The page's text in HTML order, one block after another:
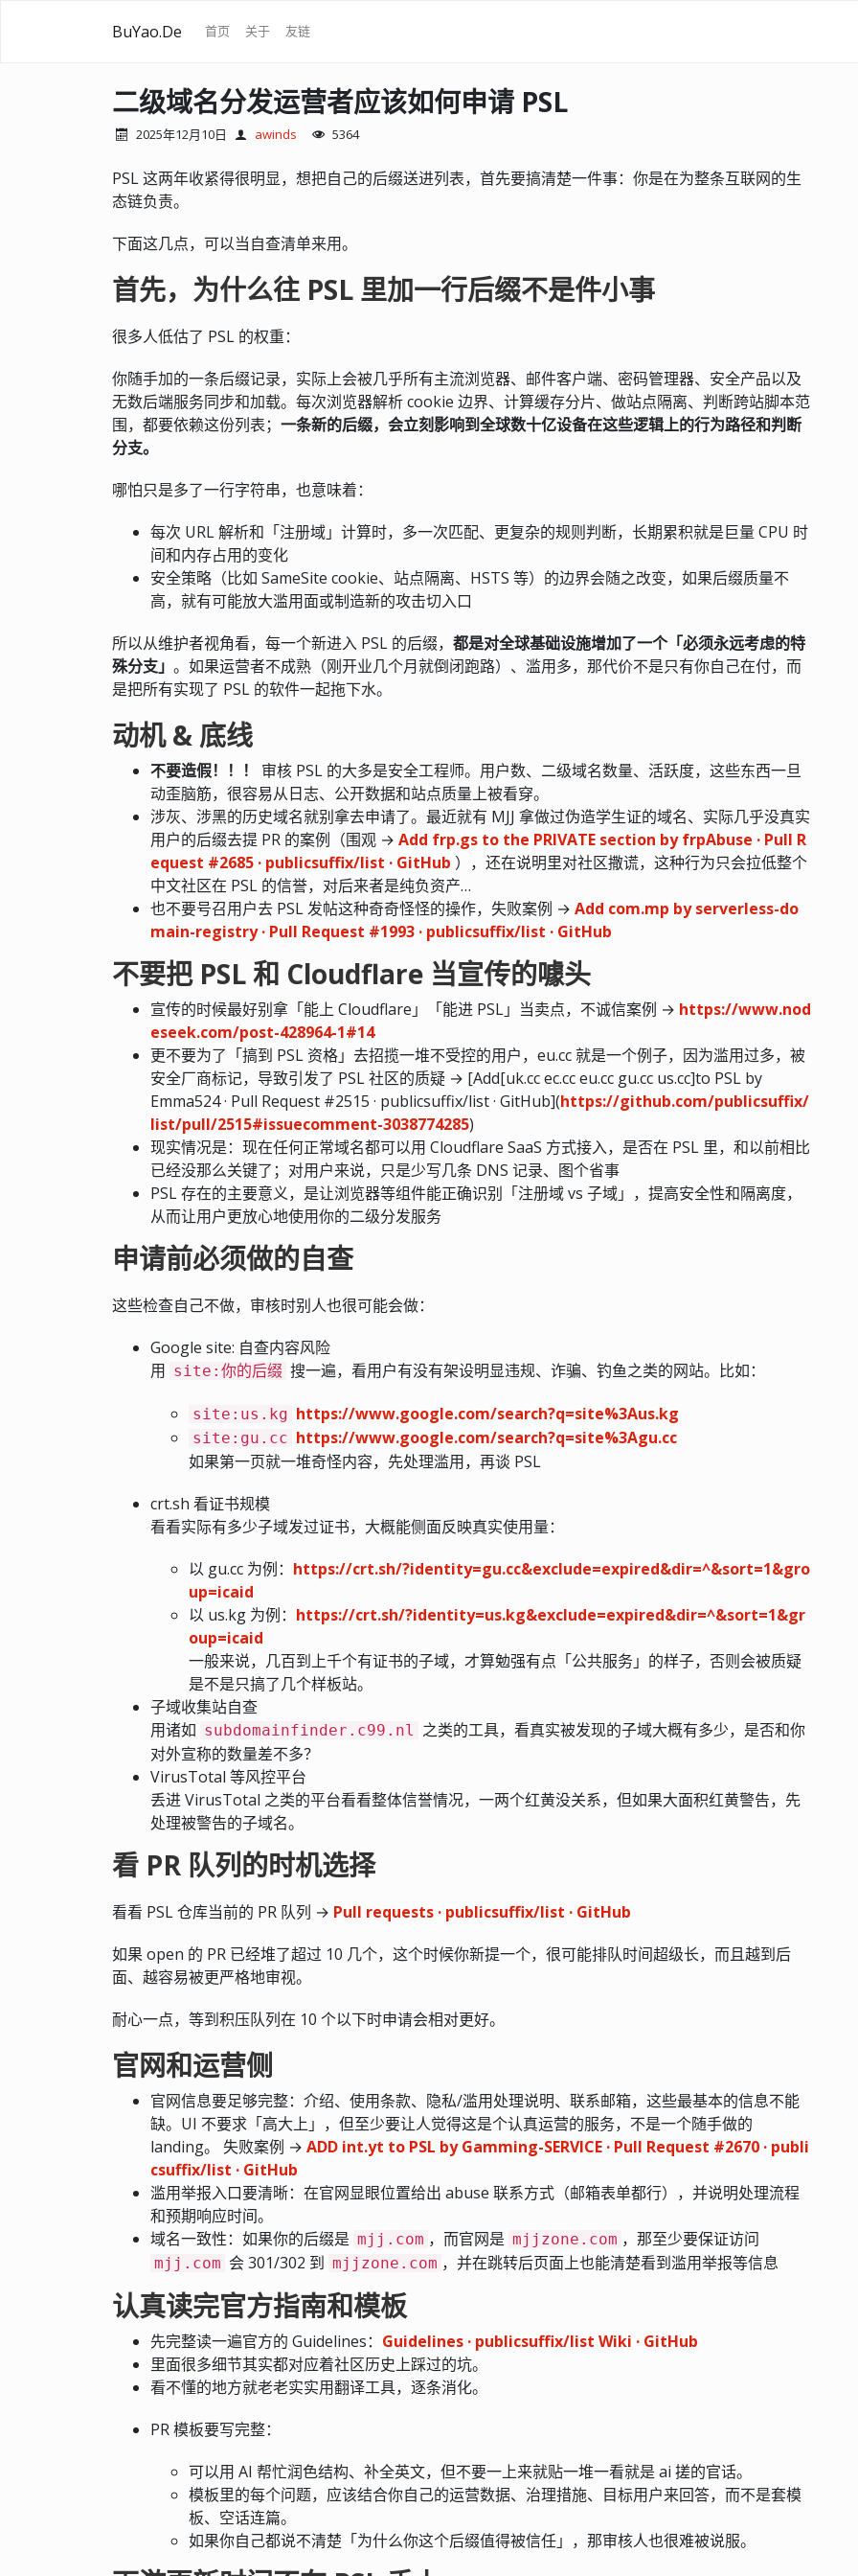
BuYao.De 首页 关于 友链
二级域名分发运营者应该如何申请 PSL
2025年12月10日 awinds 5364
PSL 这两年收紧得很明显，想把自己的后缀送进列表，首先要搞清楚一件事：你是在为整条互联网的生
态链负责。
下面这几点，可以当自查清单来用。
首先，为什么往 PSL 里加一行后缀不是件小事
很多人低估了 PSL 的权重：
你随手加的一条后缀记录，实际上会被几乎所有主流浏览器、邮件客户端、密码管理器、安全产品以及
无数后端服务同步和加载。每次浏览器解析 cookie 边界、计算缓存分片、做站点隔离、判断跨站脚本范
围，都要依赖这份列表； 一条新的后缀，会立刻影响到全球数十亿设备在这些逻辑上的行为路径和判断
分支。
哪怕只是多了一行字符串，也意味着：
每次 URL 解析和「注册域」计算时，多一次匹配、更复杂的规则判断，长期累积就是巨量 CPU 时
间和内存占用的变化
安全策略（比如 SameSite cookie、站点隔离、HSTS 等）的边界会随之改变，如果后缀质量不
高，就有可能放大滥用面或制造新的攻击切入口
所以从维护者视角看，每一个新进入 PSL 的后缀， 都是对全球基础设施增加了一个「必须永远考虑的特
殊分支」 。如果运营者不成熟（刚开业几个月就倒闭跑路）、滥用多，那代价不是只有你自己在付，而
是把所有实现了 PSL 的软件一起拖下水。
动机 & 底线
不要造假！！！
审核 PSL 的大多是安全工程师。用户数、二级域名数量、活跃度，这些东西一旦
动歪脑筋，很容易从日志、公开数据和站点质量上被看穿。
涉灰、涉黑的历史域名就别拿去申请了。最近就有 MJJ 拿做过伪造学生证的域名、实际几乎没真实
用户的后缀去提 PR 的案例（围观 → Add frp.gs to the PRIVATE section by frpAbuse · Pull R
equest #2685 · publicsuffix/list · GitHub ），还在说明里对社区撒谎，这种行为只会拉低整个
中文社区在 PSL 的信誉，对后来者是纯负资产…
也不要号召用户去 PSL 发帖这种奇奇怪怪的操作，失败案例 → Add com.mp by serverless-do
main-registry · Pull Request #1993 · publicsuffix/list · GitHub
不要把 PSL 和 Cloudflare 当宣传的噱头
宣传的时候最好别拿「能上 Cloudflare」「能进 PSL」当卖点，不诚信案例 → https://www.nod
eseek.com/post-428964-1#14
更不要为了「搞到 PSL 资格」去招揽一堆不受控的用户，eu.cc 就是一个例子，因为滥用过多，被
安全厂商标记，导致引发了 PSL 社区的质疑 → [Add[uk.cc ec.cc eu.cc gu.cc us.cc]to PSL by
Emma524 · Pull Request #2515 · publicsuffix/list · GitHub](https://github.com/publicsuffix/
list/pull/2515#issuecomment-3038774285)
现实情况是：现在任何正常域名都可以用 Cloudflare SaaS 方式接入，是否在 PSL 里，和以前相比
已经没那么关键了；对用户来说，只是少写几条 DNS 记录、图个省事
PSL 存在的主要意义，是让浏览器等组件能正确识别「注册域 vs 子域」，提高安全性和隔离度，
从而让用户更放心地使用你的二级分发服务
申请前必须做的自查
这些检查自己不做，审核时别人也很可能会做：
Google site: 自查内容风险
用 site:你的后缀 搜一遍，看用户有没有架设明显违规、诈骗、钓鱼之类的网站。比如：
site:us.kg https://www.google.com/search?q=site%3Aus.kg
site:gu.cc https://www.google.com/search?q=site%3Agu.cc
如果第一页就一堆奇怪内容，先处理滥用，再谈 PSL
crt.sh 看证书规模
看看实际有多少子域发过证书，大概能侧面反映真实使用量：
以 gu.cc 为例： https://crt.sh/?identity=gu.cc&exclude=expired&dir=^&sort=1&gro
up=icaid
以 us.kg 为例： https://crt.sh/?identity=us.kg&exclude=expired&dir=^&sort=1&gr
oup=icaid
一般来说，几百到上千个有证书的子域，才算勉强有点「公共服务」的样子，否则会被质疑
是不是只搞了几个样板站。
子域收集站自查
用诸如 subdomainfinder.c99.nl 之类的工具，看真实被发现的子域大概有多少，是否和你
对外宣称的数量差不多？
VirusTotal 等风控平台
丢进 VirusTotal 之类的平台看看整体信誉情况，一两个红黄没关系，但如果大面积红黄警告，先
处理被警告的子域名。
看 PR 队列的时机选择
看看 PSL 仓库当前的 PR 队列 → Pull requests · publicsuffix/list · GitHub
如果 open 的 PR 已经堆了超过 10 几个，这个时候你新提一个，很可能排队时间超级长，而且越到后
面、越容易被更严格地审视。
耐心一点，等到积压队列在 10 个以下时申请会相对更好。
官网和运营侧
官网信息要足够完整：介绍、使用条款、隐私/滥用处理说明、联系邮箱，这些最基本的信息不能
缺。UI 不要求「高大上」，但至少要让人觉得这是个认真运营的服务，不是一个随手做的
landing。 失败案例 → ADD int.yt to PSL by Gamming-SERVICE · Pull Request #2670 · publi
csuffix/list · GitHub
滥用举报入口要清晰：在官网显眼位置给出 abuse 联系方式（邮箱表单都行），并说明处理流程
和预期响应时间。
域名一致性：如果你的后缀是 mjj.com ，而官网是 mjjzone.com ，那至少要保证访问
mjj.com 会 301/302 到 mjjzone.com ，并在跳转后页面上也能清楚看到滥用举报等信息
认真读完官方指南和模板
先完整读一遍官方的 Guidelines： Guidelines · publicsuffix/list Wiki · GitHub
里面很多细节其实都对应着社区历史上踩过的坑。
看不懂的地方就老老实实用翻译工具，逐条消化。
PR 模板要写完整：
可以用 AI 帮忙润色结构、补全英文，但不要一上来就贴一堆一看就是 ai 搓的官话。
模板里的每个问题，应该结合你自己的运营数据、治理措施、目标用户来回答，而不是套模
板、空话连篇。
如果你自己都说不清楚「为什么你这个后缀值得被信任」，那审核人也很难被说服。